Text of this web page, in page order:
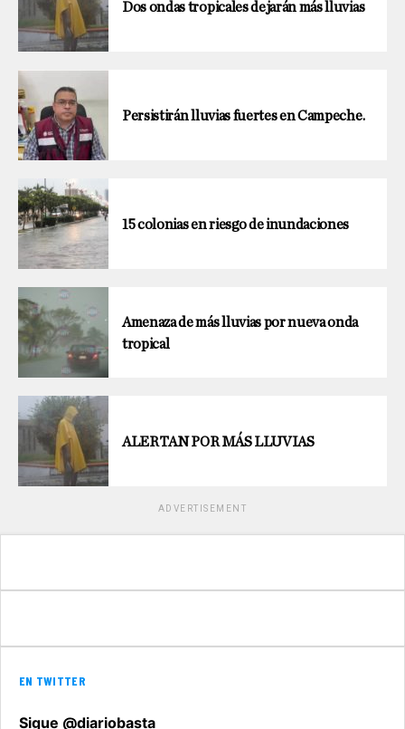
Dos ondas tropicales dejarán más lluvias
Persistirán lluvias fuertes en Campeche.
15 colonias en riesgo de inundaciones
Amenaza de más lluvias por nueva onda
tropical
ALERTAN POR MÁS LLUVIAS
ADVERTISEMENT
EN TWITTER
Sigue @diariobasta